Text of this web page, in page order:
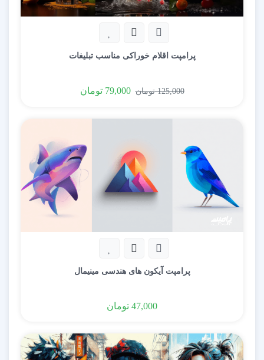
پرامپت اقلام خوراکی مناسب تبلیغات
125,000 تومان 79,000 تومان
پرامپت آیکون های هندسی مینیمال
47,000 تومان